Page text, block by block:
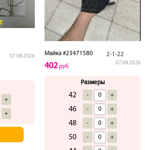
07.08.2026
+
+
Майка #23471580 2-1-22
07.08.2026
402руб
Размеры
42 - +
46 - +
48 - +
50 - +